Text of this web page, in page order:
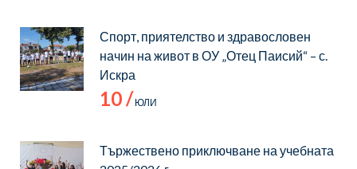
Спорт, приятелство и здравословен
начин на живот в ОУ „Отец Паисий“ – с.
Искра
10 / ЮЛИ
Тържествено приключване на учебната